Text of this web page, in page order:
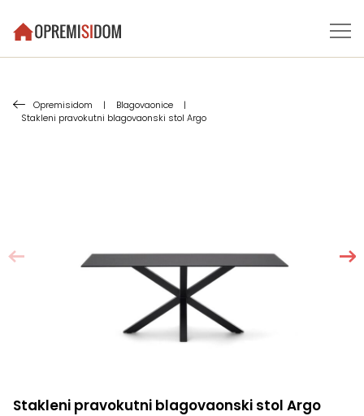
Opremisidom | Blagovaonice
|
Stakleni pravokutni blagovaonski stol Argo
Stakleni pravokutni blagovaonski stol Argo